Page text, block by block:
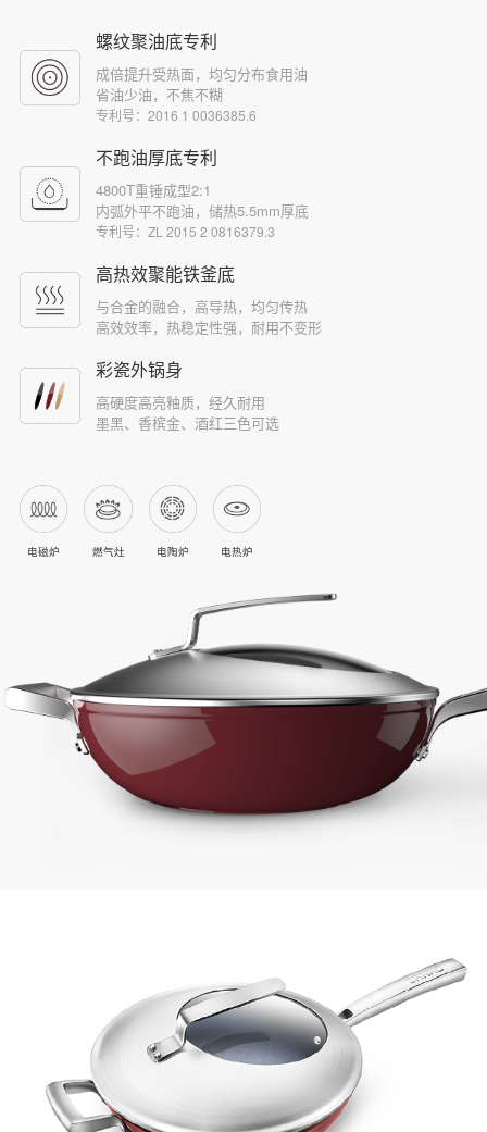
螺纹聚油底专利
成倍提升受热面，均匀分布食用油
省油少油，不焦不糊
专利号：2016 1 0036385.6
不跑油厚底专利
4800T重锤成型2:1
内弧外平不跑油，储热5.5mm厚底
专利号：ZL 2015 2 0816379.3
高热效聚能铁釜底
与合金的融合，高导热，均匀传热
高效效率，热稳定性强，耐用不变形
彩瓷外锅身
高硬度高亮釉质，经久耐用
墨黑、香槟金、酒红三色可选
电磁炉 燃气灶 电陶炉 电热炉